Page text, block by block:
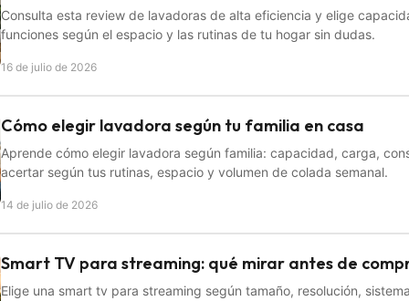
Consulta esta review de lavadoras de alta eficiencia y elige
funciones según el espacio y las rutinas de tu hogar sin dudas.
16 de julio de 2026
Cómo elegir lavadora según tu familia en casa
Aprende cómo elegir lavadora según familia: capacidad, carga,
acertar según tus rutinas, espacio y volumen de colada semanal.
14 de julio de 2026
Smart TV para streaming: qué mirar antes de
Elige una smart tv para streaming según tamaño, resolución,